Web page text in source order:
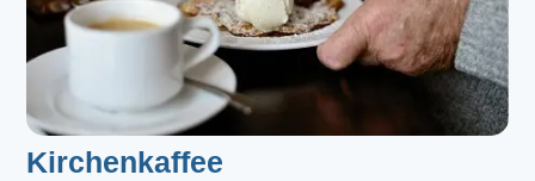
Kirchenkaffee